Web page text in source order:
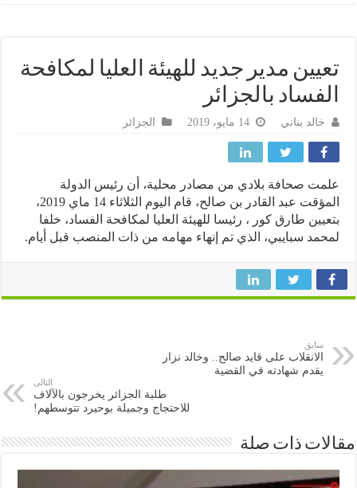
مدير جديد للهيئة العليا لمكافحة
بالجزائر
خالد بناني الجزائر
صحافة بلادي من مصادر محلية، أن رئيس الدولة
المؤقت عبد القادر بن صالح، قام اليوم الثلاثاء 14 ماي 2019،
طارق كور ، رئيسا للهيئة العليا لمكافحة الفساد، خلفا
سبايبي، الذي تم إنهاء مهامه من ذات المنصب قبل أيام.
الانقلاب على قايد صالح.. وخالد نزار
يقدم شهادته في القضية
طلبة الجزائر يخرجون بالآلاف
للاحتجاج وجميلة بوحيرد تتوسطهم!
ذات صلة